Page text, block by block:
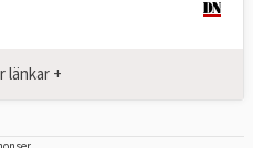
länkar +